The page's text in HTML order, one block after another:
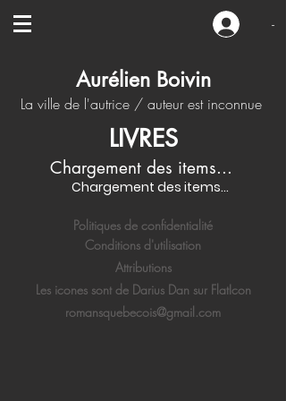
-
Aurélien Boivin
La ville de l'autrice / auteur est inconnue
LIVRES
Chargement des items...
Chargement des items...
Politiques de confidentialité
Conditions d'utilisation
Attributions
Les icones sont de Darius Dan sur FlatIcon
romansquebecois@gmail.com